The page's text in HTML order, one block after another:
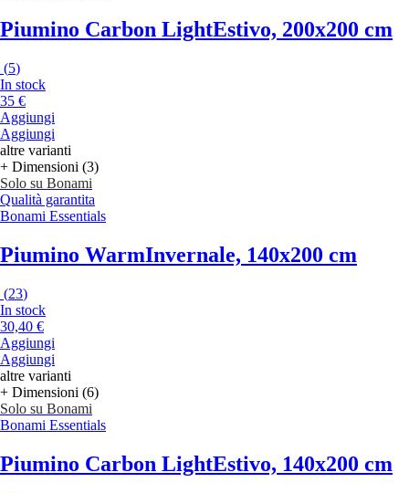
Piumino Carbon LightEstivo, 200x200 cm
(5)
In stock
35 €
Aggiungi
Aggiungi
altre varianti
+ Dimensioni (3)
Solo su Bonami
Qualità garantita
Bonami Essentials
Piumino WarmInvernale, 140x200 cm
(23)
In stock
30,40 €
Aggiungi
Aggiungi
altre varianti
+ Dimensioni (6)
Solo su Bonami
Bonami Essentials
Piumino Carbon LightEstivo, 140x200 cm